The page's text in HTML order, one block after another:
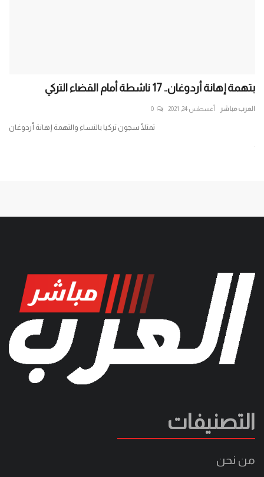
بتهمة إهانة أردوغان.. 17 ناشطة أمام القضاء التركي
العرب مباشر أغسطس 24, 2021 0
تمتلأ سجون تركيا بالنساء والتهمة إهانة أردوغان
التصنيفات
من نحن